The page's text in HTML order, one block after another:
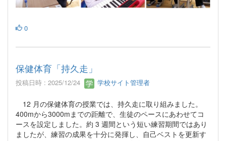
0
保健体育「持久走」
投稿日時 : 2025/12/24 学校サイト管理者
12 月の保健体育の授業では、持久走に取り組みました。
400mから3000mまでの距離で、生徒のペースにあわせてコ
ースを設定しました。約 3 週間という短い練習期間ではあり
ましたが、練習の成果を十分に発揮し、自己ベストを更新す